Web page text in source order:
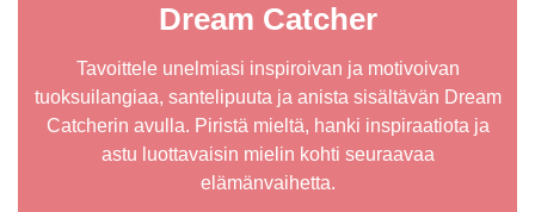
Dream Catcher
Tavoittele unelmiasi inspiroivan ja motivoivan
tuoksuilangiaa, santelipuuta ja anista sisältävän Dream
Catcherin avulla. Piristä mieltä, hanki inspiraatiota ja
astu luottavaisin mielin kohti seuraavaa
elämänvaihetta.